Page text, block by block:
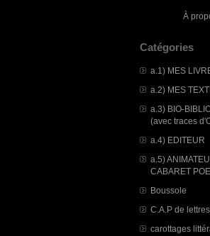
À
Catégories
a.1) MES
a.2) MES
a.3) BIO-
(avec traces
a.4) EDITEUR
a.5)
CABARET
Boussole
C.A.P de lettres
carottages